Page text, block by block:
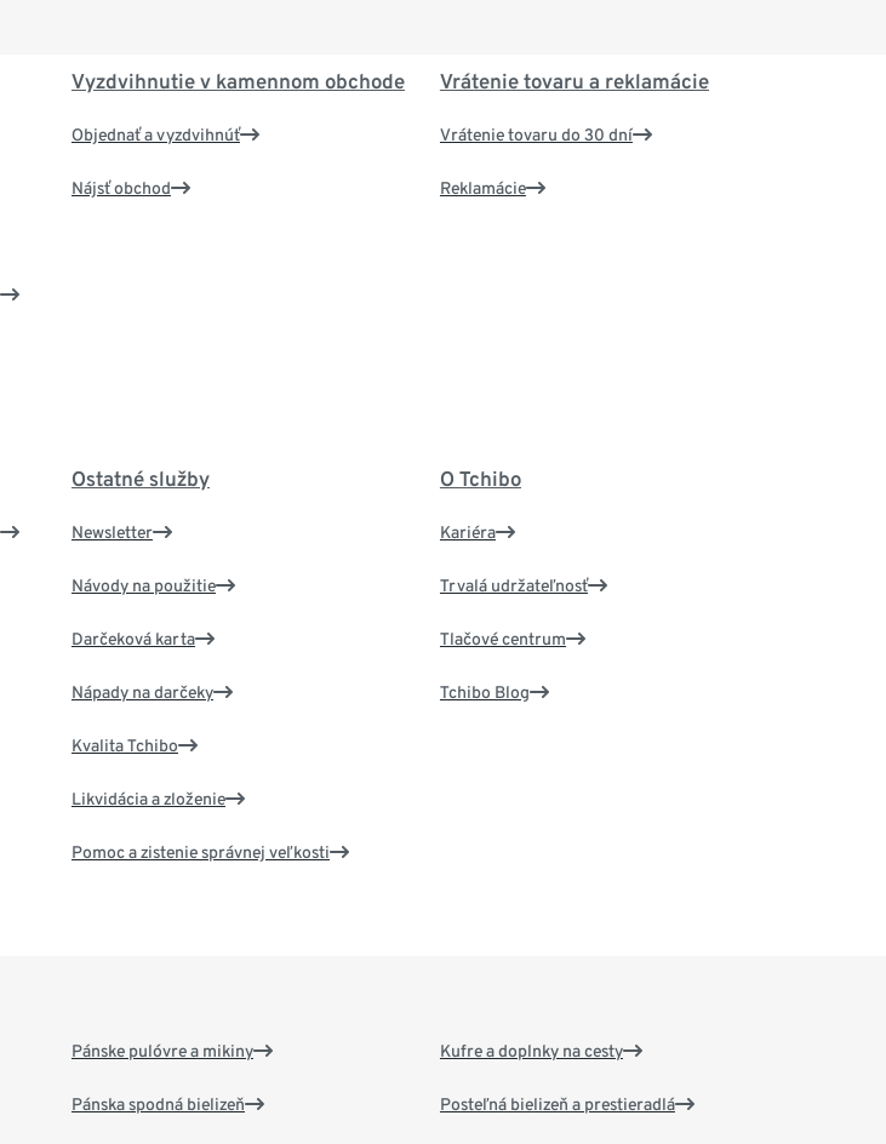
Vyzdvihnutie v kamennom obchode
Objednať a vyzdvihnúť
Nájsť obchod
Vrátenie tovaru a reklamácie
Vrátenie tovaru do 30 dní
Reklamácie
Ostatné služby
Newsletter
Návody na použitie
Darčeková karta
Nápady na darčeky
Kvalita Tchibo
Likvidácia a zloženie
Pomoc a zistenie správnej veľkosti
O Tchibo
Kariéra
Trvalá udržateľnosť
Tlačové centrum
Tchibo Blog
Pánske pulóvre a mikiny
Pánska spodná bielizeň
Kufre a doplnky na cesty
Posteľná bielizeň a prestieradlá